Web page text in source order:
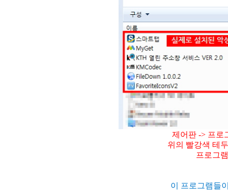
제어판 -> 프로
위의 빨강색 테
프로그
이 프로그램들